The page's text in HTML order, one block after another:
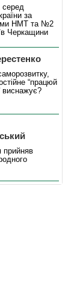
за
НМТ та №2
Черкащини
“працюй
виснажує?
прийняв